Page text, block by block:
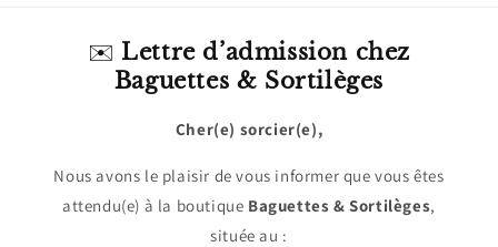
✉️ Lettre d’admission chez
Baguettes & Sortilèges
Cher(e) sorcier(e),
Nous avons le plaisir de vous informer que vous êtes
attendu(e) à la boutique Baguettes & Sortilèges,
située au :